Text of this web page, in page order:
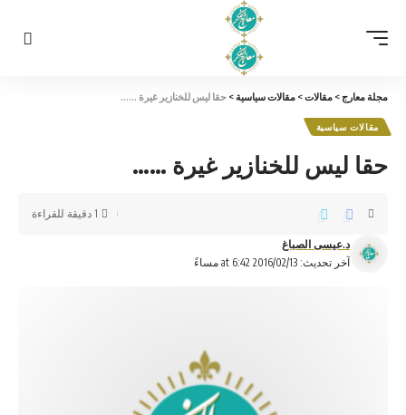
مجلة معارج> مقالات> مقالات سياسية> حقا ليس للخنازير غيرة ……
مقالات سياسية
حقا ليس للخنازير غيرة ……
آخر تحديث: 2016/02/13 at 6:42 مساءً
د.عيسى الصباغ
1 دقيقة للقراءة